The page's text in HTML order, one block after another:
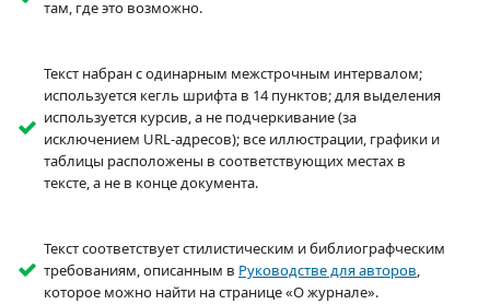
там, где это возможно.
Текст набран с одинарным межстрочным интервалом;
используется кегль шрифта в 14 пунктов; для выделения
используется курсив, а не подчеркивание (за
исключением URL-адресов); все иллюстрации, графики и
таблицы расположены в соответствующих местах в
тексте, а не в конце документа.
Текст соответствует стилистическим и библиографческим
требованиям, описанным в Руководстве для авторов,
которое можно найти на странице «О журнале».